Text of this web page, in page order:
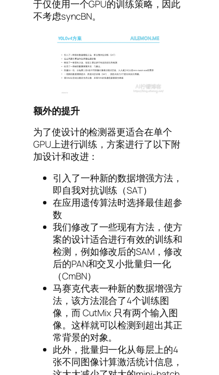
于仅使用一个GPU的训练策略，因此
不考虑syncBN。
额外的提升
为了使设计的检测器更适合在单个
GPU上进行训练，方案进行了以下附
加设计和改进：
引入了一种新的数据增强方法，
即自我对抗​​训练（SAT）
在应用遗传算法时选择最佳超参
数
我们修改了一些现有方法，使方
案的设计适合进行有效的训练和
检测，例如修改后的SAM，修改
后的PAN和交叉小批量归一化
（CmBN）
马赛克代表一种新的数据增强方
法，该方法混合了4个训练图
像，而 CutMix 只有两个输入图
像。这样就可以检测到超出其正
常背景的对象。
此外，批量归一化从每层上的4
张不同图像计算激活统计信息，